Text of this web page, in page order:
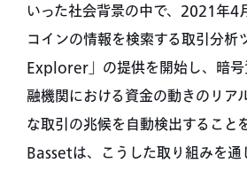
いった社会背景の中で、2021年4
コインの情報を検索する取引分析
Explorer」の提供を開始し、暗
融機関における資金の動きのリア
な取引の兆候を自動検出すること
Bassetは、こうした取り組みを通